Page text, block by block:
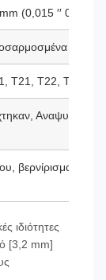
(0,015 ′′ 0,500 ′′)
μήκη
T21, T22, T91
Αναψυγμένα,
βερνίρισμα,
ιδιότητες
[3,2 mm]